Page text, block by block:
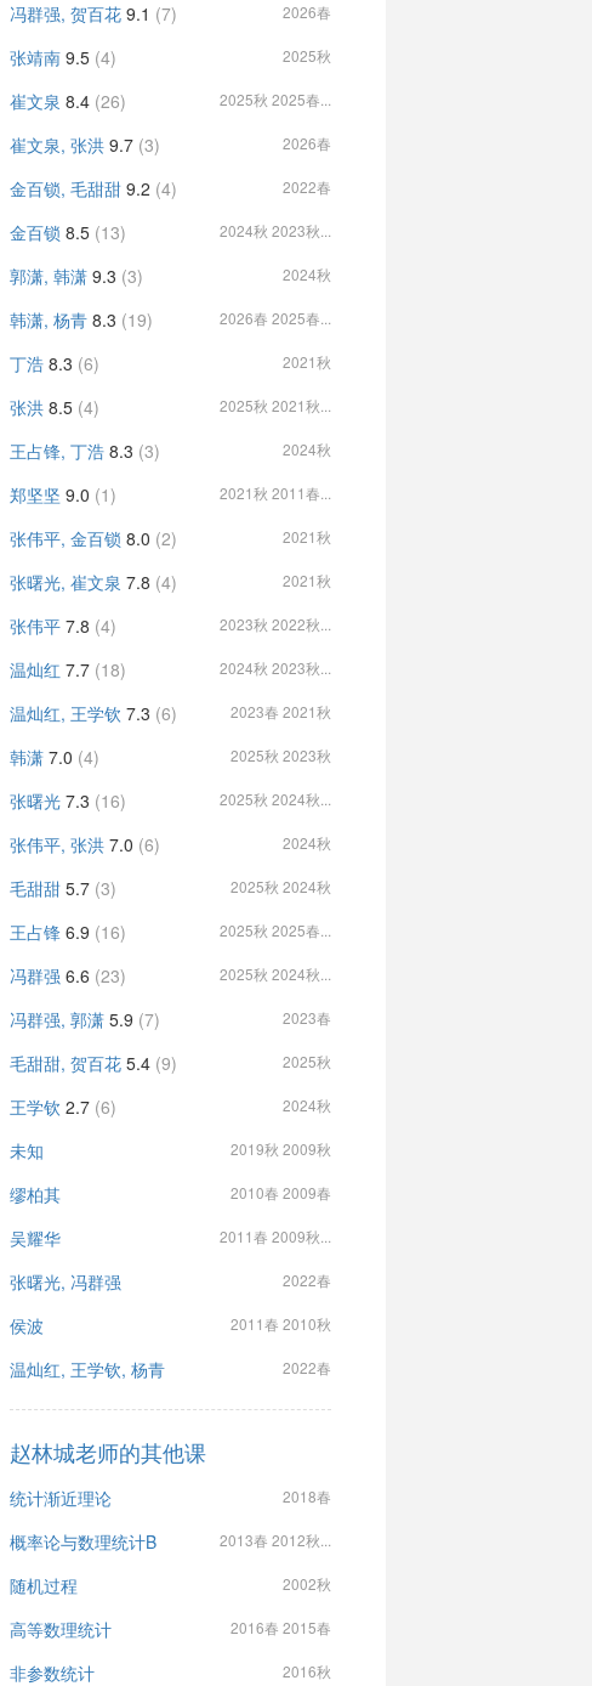
冯群强, 贺百花 9.1 (7) 2026春
张靖南 9.5 (4) 2025秋
崔文泉 8.4 (26) 2025秋 2025春...
崔文泉, 张洪 9.7 (3) 2026春
金百锁, 毛甜甜 9.2 (4) 2022春
金百锁 8.5 (13) 2024秋 2023秋...
郭潇, 韩潇 9.3 (3) 2024秋
韩潇, 杨青 8.3 (19) 2026春 2025春...
丁浩 8.3 (6) 2021秋
张洪 8.5 (4) 2025秋 2021秋...
王占锋, 丁浩 8.3 (3) 2024秋
郑坚坚 9.0 (1) 2021秋 2011春...
张伟平, 金百锁 8.0 (2) 2021秋
张曙光, 崔文泉 7.8 (4) 2021秋
张伟平 7.8 (4) 2023秋 2022秋...
温灿红 7.7 (18) 2024秋 2023秋...
温灿红, 王学钦 7.3 (6) 2023春 2021秋
韩潇 7.0 (4) 2025秋 2023秋
张曙光 7.3 (16) 2025秋 2024秋...
张伟平, 张洪 7.0 (6) 2024秋
毛甜甜 5.7 (3) 2025秋 2024秋
王占锋 6.9 (16) 2025秋 2025春...
冯群强 6.6 (23) 2025秋 2024秋...
冯群强, 郭潇 5.9 (7) 2023春
毛甜甜, 贺百花 5.4 (9) 2025秋
王学钦 2.7 (6) 2024秋
未知 2019秋 2009秋
缪柏其 2010春 2009春
吴耀华 2011春 2009秋...
张曙光, 冯群强 2022春
侯波 2011春 2010秋
温灿红, 王学钦, 杨青 2022春
赵林城老师的其他课
统计渐近理论 2018春
概率论与数理统计B 2013春 2012秋...
随机过程 2002秋
高等数理统计 2016春 2015春
非参数统计 2016秋